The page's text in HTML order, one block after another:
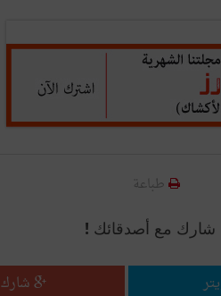
طباعة
شارك مع أصدقائك !
شارك